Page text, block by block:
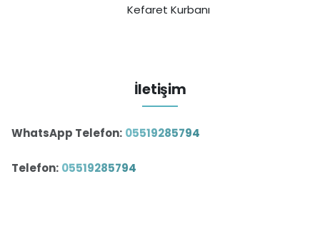
Kefaret Kurbanı
İletişim
WhatsApp Telefon: 05519285794
Telefon: 05519285794